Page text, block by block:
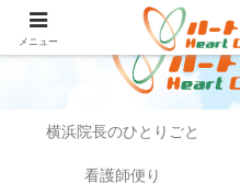
横浜院長のひとりごと
看護師便り
メニュー